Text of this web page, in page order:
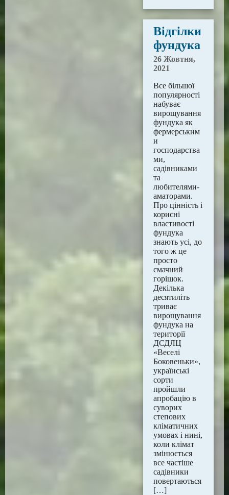
Відгілки
фундука
26 Жовтня,
2021
Все більшої
популярності
набуває
вирощування
фундука як
фермерським
и
господарства
ми,
садівниками
та
любителями-
аматорами.
Про цінність і
корисні
властивості
фундука
знають усі, до
того ж це
просто
смачний
горішок.
Декілька
десятиліть
триває
вирощування
фундука на
території
ДСДЛЦ
«Веселі
Боковеньки»,
українські
сорти
пройшли
апробацію в
суворих
степових
кліматичних
умовах і нині,
коли клімат
змінюється
все частіше
садівники
повертаються
[…]